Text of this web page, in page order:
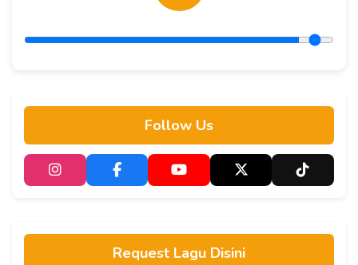
Follow Us
Request Lagu Disini